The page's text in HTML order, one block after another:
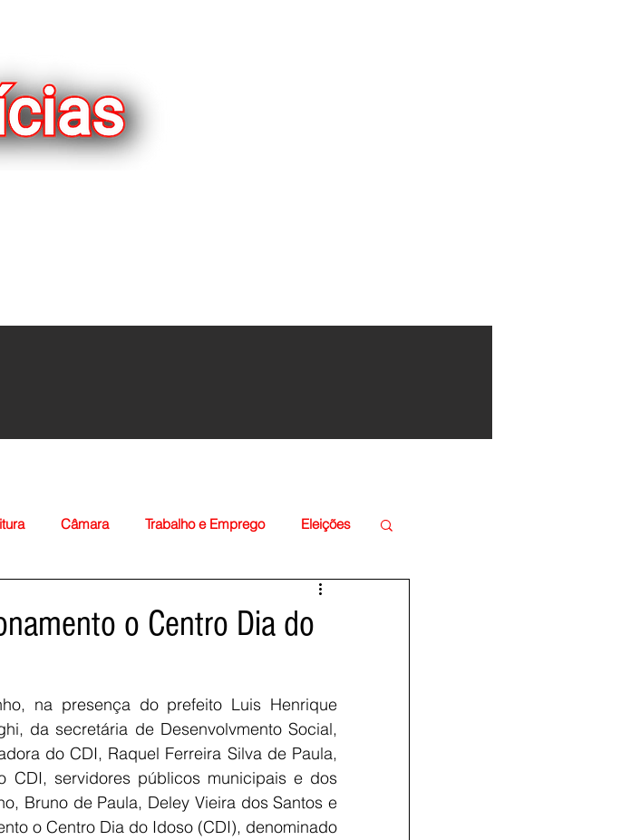
Câmara Trabalho e Emprego Eleições
o Centro Dia do
na presença do prefeito Luis Henrique
da secretária de Desenvolvmento Social,
do CDI, Raquel Ferreira Silva de Paula,
CDI, servidores públicos municipais e dos
Bruno de Paula, Deley Vieira dos Santos e
o Centro Dia do Idoso (CDI), denominado